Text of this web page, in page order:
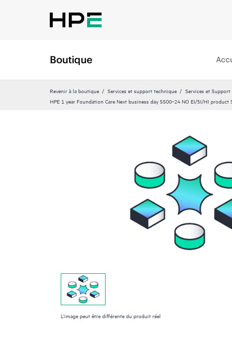
Boutique
Revenir à la boutique Services et support technique Services et Support
HPE 1 year Foundation Care Next business day 5500‑24 NO EI/SI/HI product
L’image peut être différente du produit réel